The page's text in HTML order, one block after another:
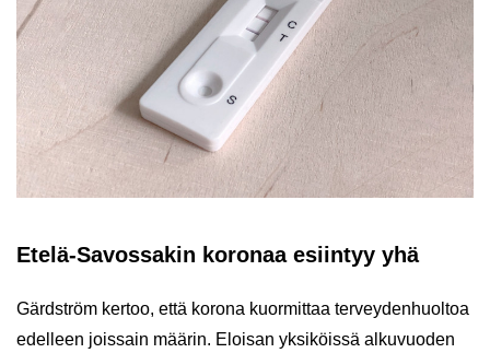
Etelä-​Savossakin ko­ro­naa esiin­tyy yhä
Gärd­ström ker­too, että ko­ro­na kuor­mit­taa ter­vey­den­huol­toa
edel­leen jois­sain mää­rin. Eloi­san yk­si­köis­sä al­ku­vuo­den